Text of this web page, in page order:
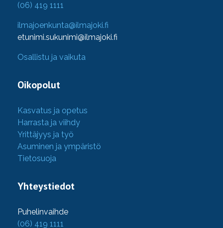
(06) 419 1111
ilmajoenkunta@ilmajoki.fi
etunimi.sukunimi@ilmajoki.fi
Osallistu ja vaikuta
Oikopolut
Kasvatus ja opetus
Harrasta ja viihdy
Yrittäjyys ja työ
Asuminen ja ympäristö
Tietosuoja
Yhteystiedot
Puhelinvaihde
(06) 419 1111